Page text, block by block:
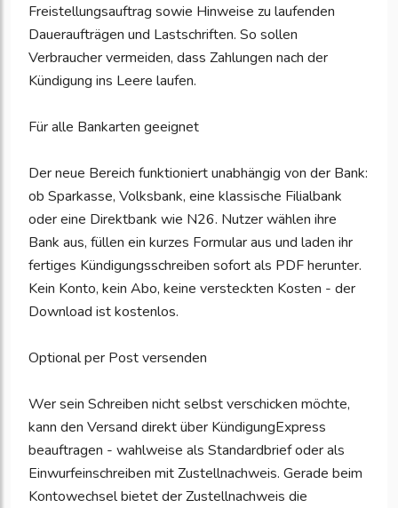
Freistellungsauftrag sowie Hinweise zu laufenden
Daueraufträgen und Lastschriften. So sollen
Verbraucher vermeiden, dass Zahlungen nach der
Kündigung ins Leere laufen.
Für alle Bankarten geeignet
Der neue Bereich funktioniert unabhängig von der Bank:
ob Sparkasse, Volksbank, eine klassische Filialbank
oder eine Direktbank wie N26. Nutzer wählen ihre
Bank aus, füllen ein kurzes Formular aus und laden ihr
fertiges Kündigungsschreiben sofort als PDF herunter.
Kein Konto, kein Abo, keine versteckten Kosten - der
Download ist kostenlos.
Optional per Post versenden
Wer sein Schreiben nicht selbst verschicken möchte,
kann den Versand direkt über KündigungExpress
beauftragen - wahlweise als Standardbrief oder als
Einwurfeinschreiben mit Zustellnachweis. Gerade beim
Kontowechsel bietet der Zustellnachweis die